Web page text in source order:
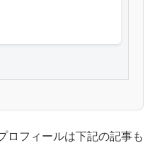
ロフィールは下記の記事も